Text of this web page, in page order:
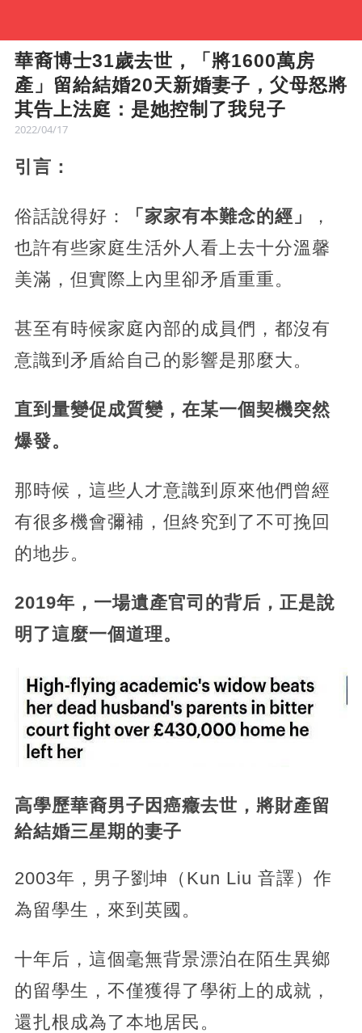
華裔博士31歲去世，「將1600萬房
產」留給結婚20天新婚妻子，父母怒將
其告上法庭：是她控制了我兒子
2022/04/17
引言：
俗話說得好： 「家家有本難念的經」
，
也許有些家庭生活外人看上去十分溫馨
美滿，但實際上內里卻矛盾重重。
甚至有時候家庭內部的成員們，都沒有
意識到矛盾給自己的影響是那麼大。
直到量變促成質變，在某一個契機突然
爆發。
那時候，這些人才意識到原來他們曾經
有很多機會彌補，但終究到了不可挽回
的地步。
2019年，一場遺產官司的背后，正是說
明了這麼一個道理。
高學歷華裔男子因癌癥去世，將財產留
給結婚三星期的妻子
2003年，男子劉坤（Kun Liu 音譯）作
為留學生，來到英國。
十年后，這個毫無背景漂泊在陌生異鄉
的留學生，不僅獲得了學術上的成就，
還扎根成為了本地居民。